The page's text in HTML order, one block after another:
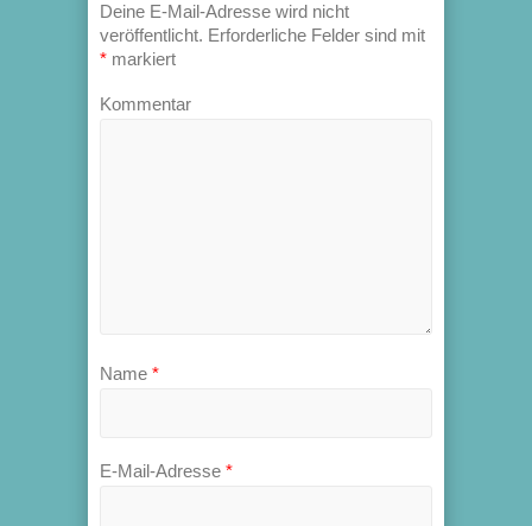
Deine E-Mail-Adresse wird nicht
veröffentlicht. Erforderliche Felder sind mit
* markiert
Kommentar
Name *
E-Mail-Adresse *